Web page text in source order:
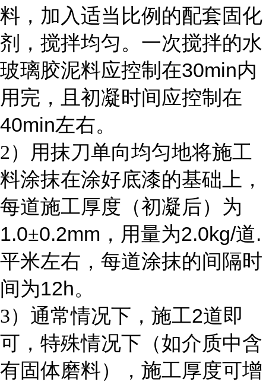
料，加入适当比例的配套固化
剂，搅拌均匀。一次搅拌的水
玻璃胶泥料应控制在30min内
用完，且初凝时间应控制在
40min左右。
2）用抹刀单向均匀地将施工
料涂抹在涂好底漆的基础上，
每道施工厚度（初凝后）为
1.0±0.2mm ，用量为2.0kg/道.
平米左右，每道涂抹的间隔时
间为12h。
3）通常情况下，施工2道即
可，特殊情况下（如介质中含
有固体磨料），施工厚度可增